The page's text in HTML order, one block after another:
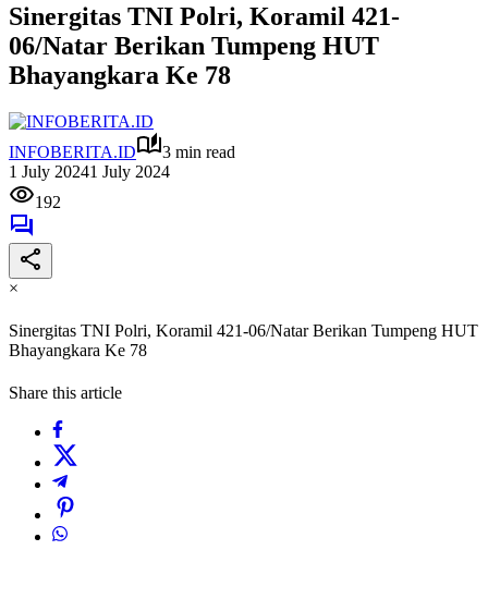
Sinergitas TNI Polri, Koramil 421-
06/Natar Berikan Tumpeng HUT
Bhayangkara Ke 78
INFOBERITA.ID
3 min read
1 July 20241 July 2024
192
×
Sinergitas TNI Polri, Koramil 421-06/Natar Berikan Tumpeng HUT
Bhayangkara Ke 78
Share this article